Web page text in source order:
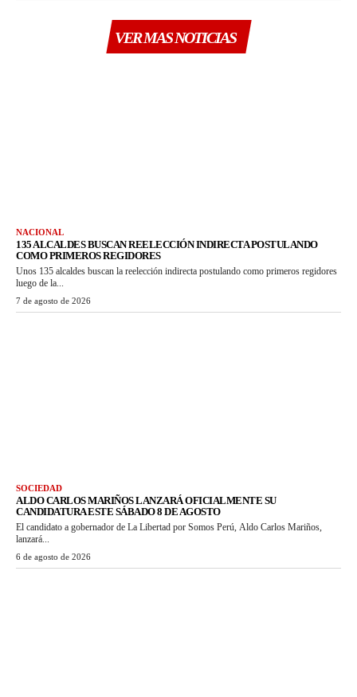
VER MAS NOTICIAS
NACIONAL
135 ALCALDES BUSCAN REELECCIÓN INDIRECTA POSTULANDO
COMO PRIMEROS REGIDORES
Unos 135 alcaldes buscan la reelección indirecta postulando como primeros regidores
luego de la...
7 de agosto de 2026
SOCIEDAD
ALDO CARLOS MARIÑOS LANZARÁ OFICIALMENTE SU
CANDIDATURA ESTE SÁBADO 8 DE AGOSTO
El candidato a gobernador de La Libertad por Somos Perú, Aldo Carlos Mariños,
lanzará...
6 de agosto de 2026